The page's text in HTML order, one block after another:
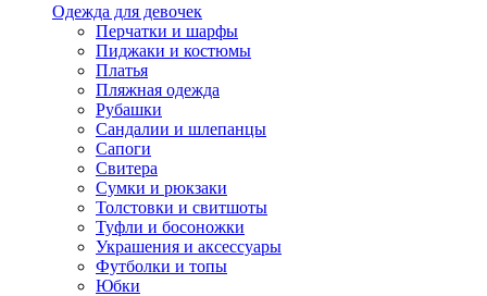
Одежда для девочек
Перчатки и шарфы
Пиджаки и костюмы
Платья
Пляжная одежда
Рубашки
Сандалии и шлепанцы
Сапоги
Свитера
Сумки и рюкзаки
Толстовки и свитшоты
Туфли и босоножки
Украшения и аксессуары
Футболки и топы
Юбки